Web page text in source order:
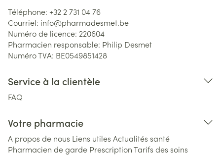
Téléphone: +32 2 731 04 76
Courriel: info@pharmadesmet.be
Numéro de licence: 220604
Pharmacien responsable: Philip Desmet
Numéro TVA: BE0549851428
Service à la clientèle
FAQ
Votre pharmacie
A propos de nous Liens utiles Actualités santé
Pharmacien de garde PrescriptionTarifs des soins